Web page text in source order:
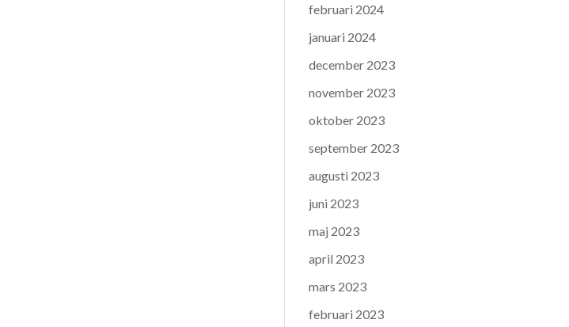
februari 2024
januari 2024
december 2023
november 2023
oktober 2023
september 2023
augusti 2023
juni 2023
maj 2023
april 2023
mars 2023
februari 2023